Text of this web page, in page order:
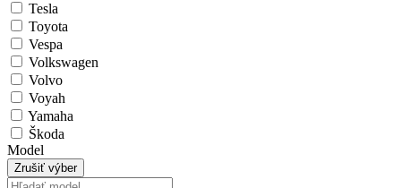
Tesla
Toyota
Vespa
Volkswagen
Volvo
Voyah
Yamaha
Škoda
Model
Zrušiť výber